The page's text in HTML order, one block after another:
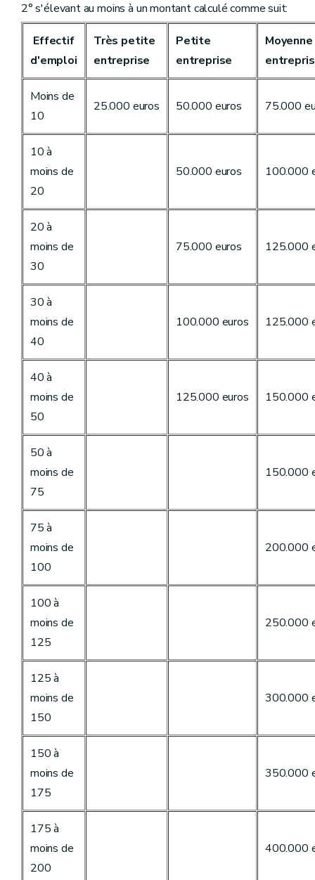
2° s'élevant au moins à un montant calculé comme suit:
Effectif
d'emploi
Très petite
entreprise
Petite
entreprise
Moyenne
Moins de
10
25.000 euros 50.000 euros 75.000
10 à
moins de
20
50.000 euros 100.000
20 à
moins de
30
75.000 euros 125.000
30 à
moins de
40
100.000 euros 125.000
40 à
moins de
50
125.000 euros 150.000
50 à
moins de
75
150.000
75 à
moins de
100
200.000
100 à
moins de
125
250.000
125 à
moins de
150
300.000
150 à
moins de
175
350.000
175 à
moins de
200
400.000